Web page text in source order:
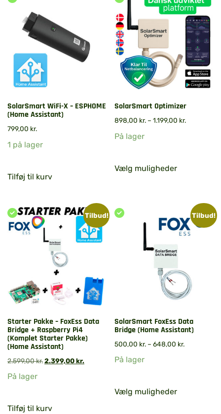
SolarSmart WiFi-X – ESPHOME
(Home Assistant)
799,00 kr.
1 på lager
Tilføj til kurv
SolarSmart Optimizer
898,00 kr. – 1.199,00 kr.
På lager
Vælg muligheder
Tilbud!
Starter Pakke – FoxEss Data
Bridge + Raspberry Pi4
(Komplet Starter Pakke)
(Home Assistant)
2.599,00kr.2.399,00kr.
På lager
Tilføj til kurv
Tilbud!
SolarSmart FoxEss Data
Bridge (Home Assistant)
500,00 kr. – 648,00 kr.
På lager
Vælg muligheder